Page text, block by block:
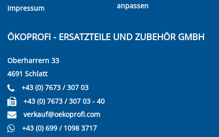
Impressum
anpassen
ÖKOPROFI - ERSATZTEILE UND ZUBEHÖR GMBH
Oberharrern 33
4691 Schlatt
+43 (0) 7673 / 307 03
+43 (0) 7673 / 307 03 - 40
verkauf@oekoprofi.com
+43 (0) 699 / 1098 3717